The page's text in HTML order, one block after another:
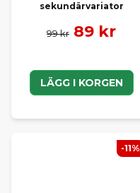
sekundärvariator
99 kr 89 kr
LÄGG I KORGEN
-11%